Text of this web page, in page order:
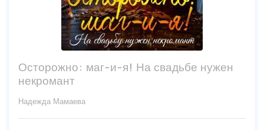
Осторожно: маг-и-я! На свадьбе нужен
некромант
Надежда Мамаева